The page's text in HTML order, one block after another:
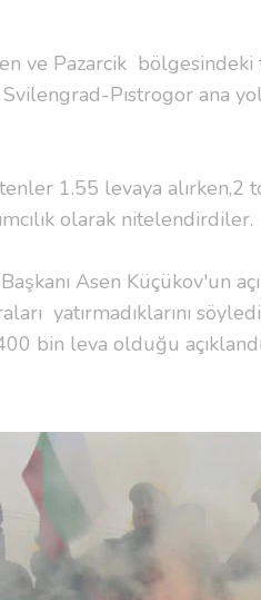
ve Pazarcik
Pıstrogor ana
1.55 levaya alırken,2
olarak nitelendirdiler.
Asen Küçükov'un
yatırmadıklarını
bin leva olduğu